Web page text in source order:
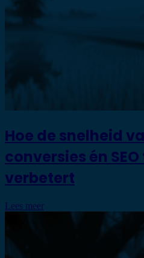
Hoe de snelheid
conversies én
verbetert
Lees meer